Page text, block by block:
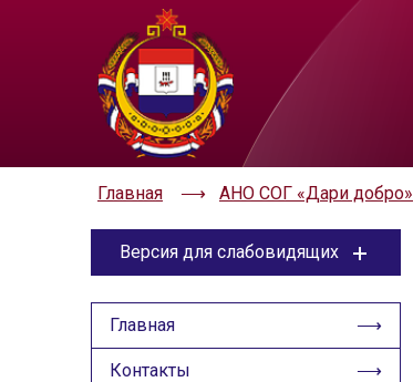
ЦВЕТОВАЯ СХЕМА
Aa Aa Aa
Главная АНО СОГ «Дари добро»
Версия для слабовидящих
ЦВЕТОВАЯ СХЕМА
Aa Aa Aa
Главная
Контакты